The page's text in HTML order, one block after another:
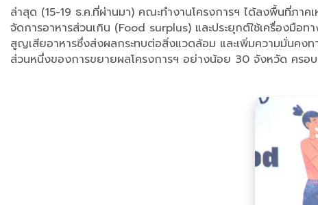
ล่าสุด (15-19 ธ.ค.ที่ผ่านมา) คณะทำงานโครงการฯ ได้ลงพื้นที่ภา
จัดการอาหารส่วนเกิน (Food surplus) และประยุกต์ใช้เครื่องมือ
สูญเสียอาหารซึ่งส่งผลกระทบต่อสิ่งแวดล้อม และเพิ่มความมั่นคงท
ส่วนหนึ่งของการขยายผลโครงการฯ อย่างน้อย 30 จังหวัด ครอ